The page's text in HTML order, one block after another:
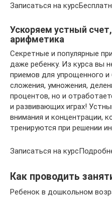
Записаться на
Ускоряем устный
арифметика
Секретные и популярные
даже ребенку. Из курса вы
приемов для упрощенного
сложения, умножения,
процентов, но и
и развивающих играх!
внимания и концентрации,
тренируются при решении
Записаться на
Как проводить
Ребенок в дошкольном